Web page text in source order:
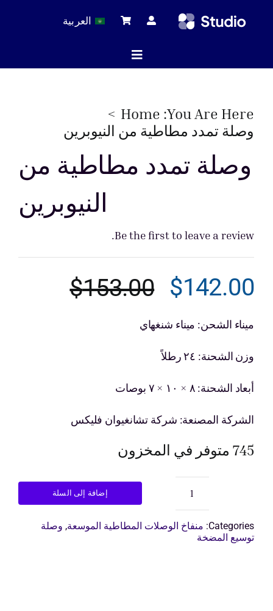
العربية
Toggle
التقنية
عرض أسعار
You Are Here:
Home
وصلة تمدد مطاطية من النيوبرين
وصلة تمدد مطاطية من
النيوبرين
Be the first to leave a review.
$153.00 السعر
$142.00
السعر
ميناء الشحن: ميناء شنغهاي
وزن الشحنة: ٢٤ رطلاً
أبعاد الشحنة: ٨ × ١٠ × ٧ بوصات
الشركة المصنعة: شركة تشانغيوان فليكس
745 متوفر في المخزون
كمية
وصلة
تمدد
مطاطية
إضافة إلى السلة
Categories: منفاخ الوصلات المطاطية الموسعة, وصلة
توسيع المضخة